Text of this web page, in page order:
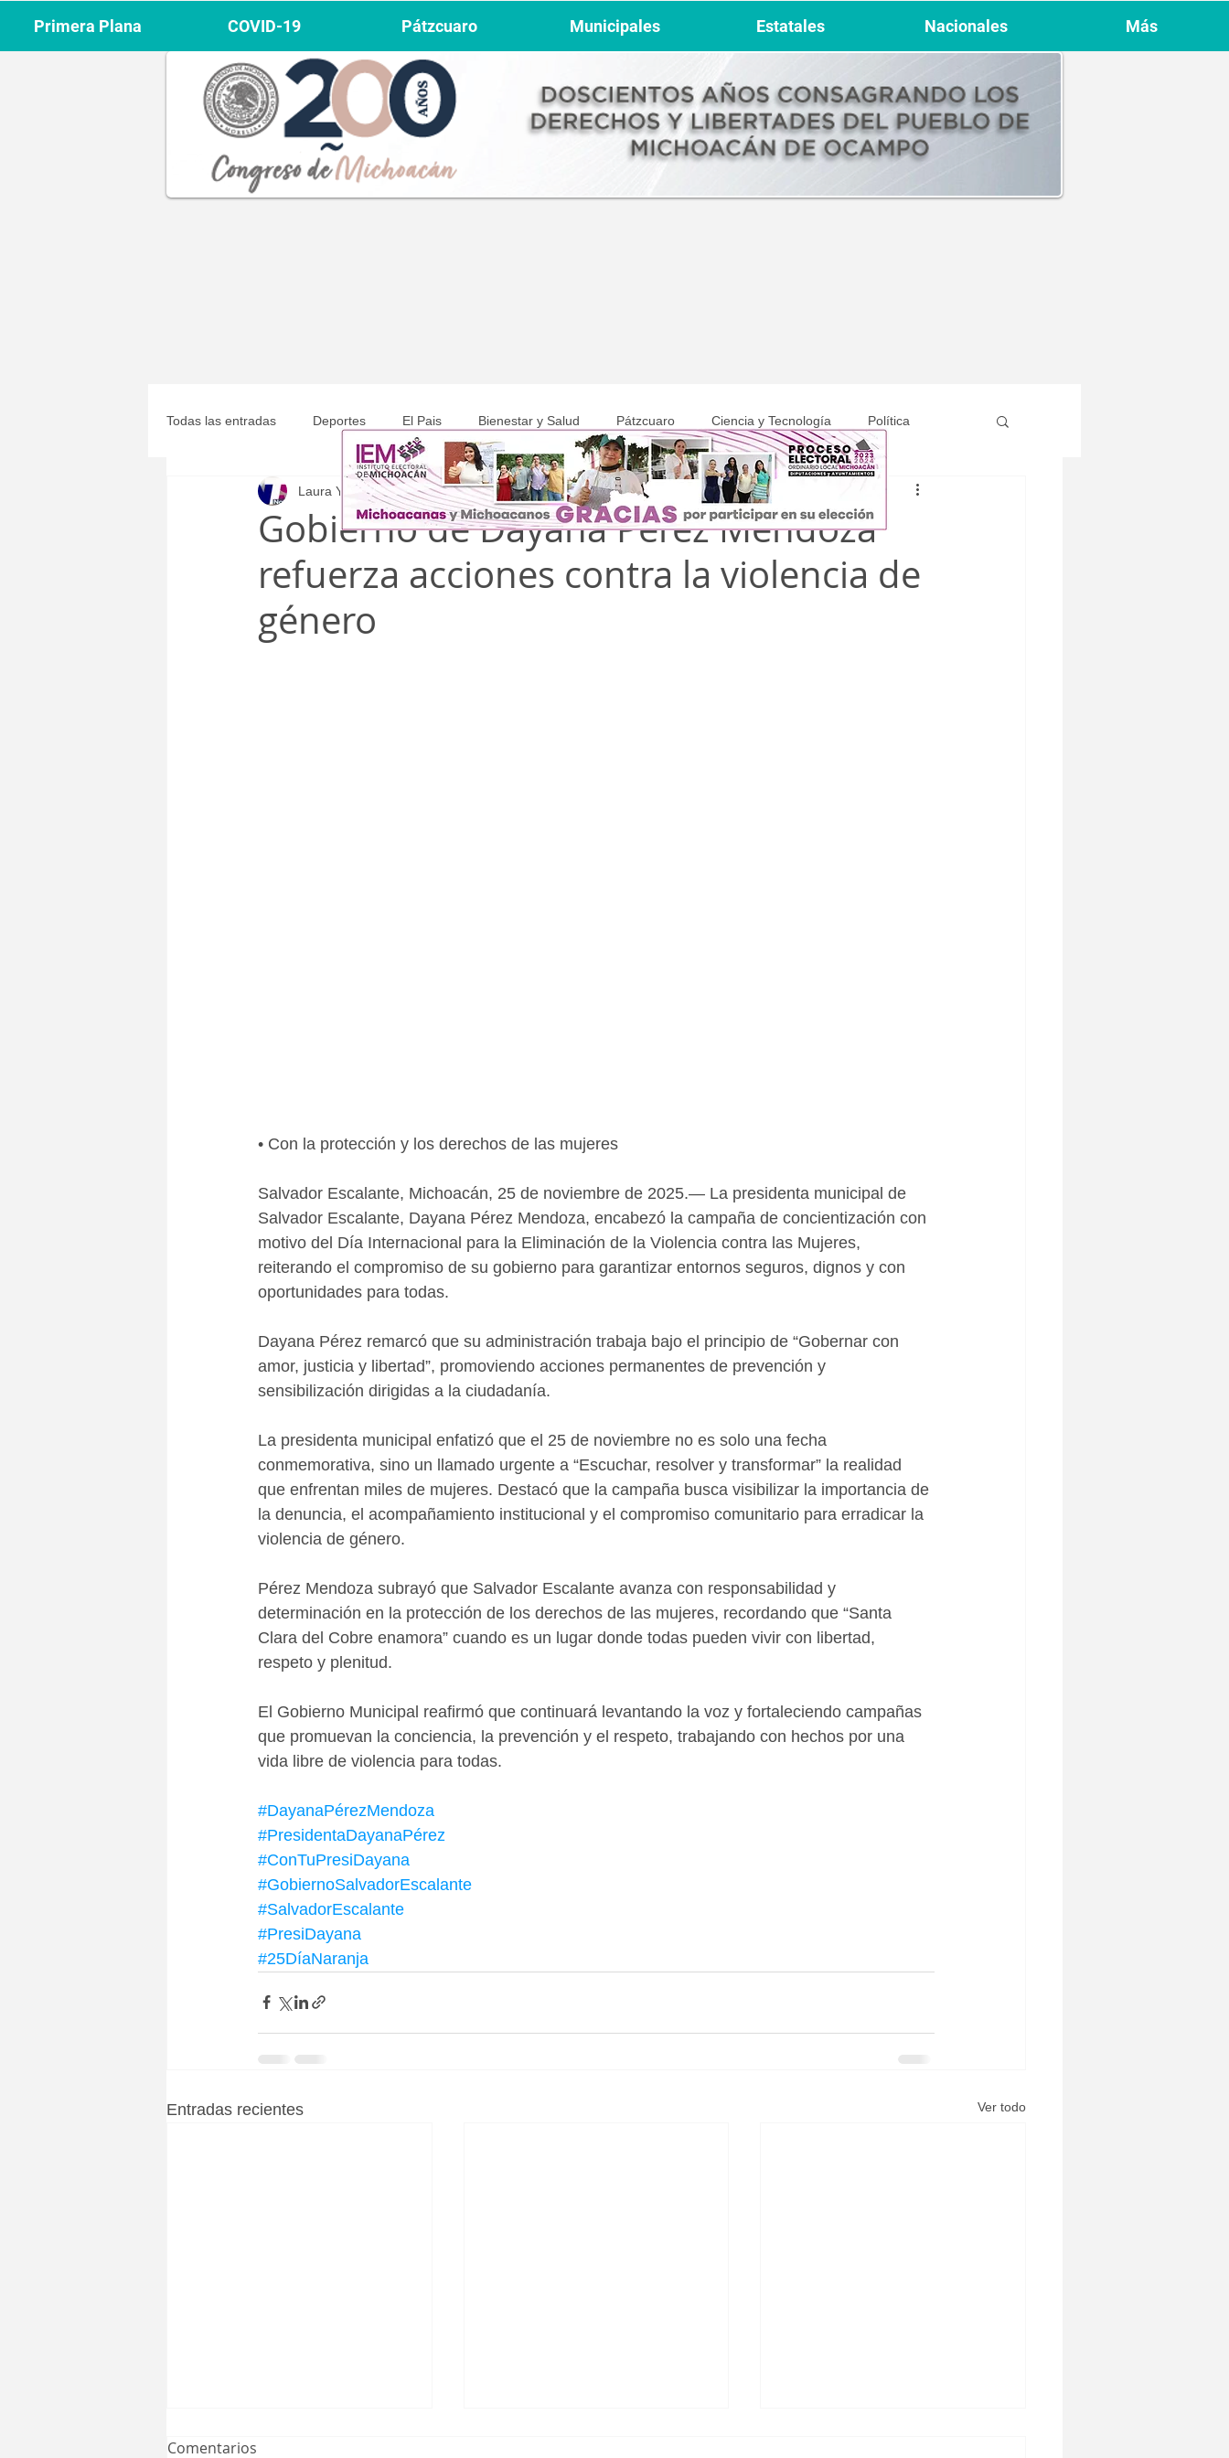
Todas las entradas Deportes El Pais Bienestar y Salud Pátzcuaro Ciencia y Tecnología Política
Michoacán Municipales COVID-19
Gobierno de Dayana Pérez Mendoza
refuerza acciones contra la violencia de
género
Laura Yépez 25 nov 2025 1 min de lectura
• Con la protección y los derechos de las mujeres
Salvador Escalante, Michoacán, 25 de noviembre de 2025.— La presidenta municipal de
Salvador Escalante, Dayana Pérez Mendoza, encabezó la campaña de concientización con
motivo del Día Internacional para la Eliminación de la Violencia contra las Mujeres,
reiterando el compromiso de su gobierno para garantizar entornos seguros, dignos y con
oportunidades para todas.
Dayana Pérez remarcó que su administración trabaja bajo el principio de “Gobernar con
amor, justicia y libertad”, promoviendo acciones permanentes de prevención y
sensibilización dirigidas a la ciudadanía.
La presidenta municipal enfatizó que el 25 de noviembre no es solo una fecha
conmemorativa, sino un llamado urgente a “Escuchar, resolver y transformar” la realidad
que enfrentan miles de mujeres. Destacó que la campaña busca visibilizar la importancia de
la denuncia, el acompañamiento institucional y el compromiso comunitario para erradicar la
violencia de género.
Pérez Mendoza subrayó que Salvador Escalante avanza con responsabilidad y
determinación en la protección de los derechos de las mujeres, recordando que “Santa
Clara del Cobre enamora” cuando es un lugar donde todas pueden vivir con libertad,
respeto y plenitud.
El Gobierno Municipal reafirmó que continuará levantando la voz y fortaleciendo campañas
que promuevan la conciencia, la prevención y el respeto, trabajando con hechos por una
vida libre de violencia para todas.
#DayanaPérezMendoza
#PresidentaDayanaPérez
#ConTuPresiDayana
#GobiernoSalvadorEscalante
#SalvadorEscalante
#PresiDayana
#25DíaNaranja
Entradas recientes Ver todo
Comentarios
Primera Plana COVID-19 Pátzcuaro Municipales Estatales Nacionales Más